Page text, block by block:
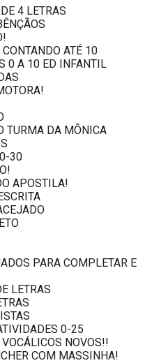
4 LETRAS
ATÉ 10
0 A 10 ED INFANTIL
TURMA DA MÔNICA
30
APOSTILA!
PARA COMPLETAR E
LETRAS
0-25
NOVOS!!
COM MASSINHA!